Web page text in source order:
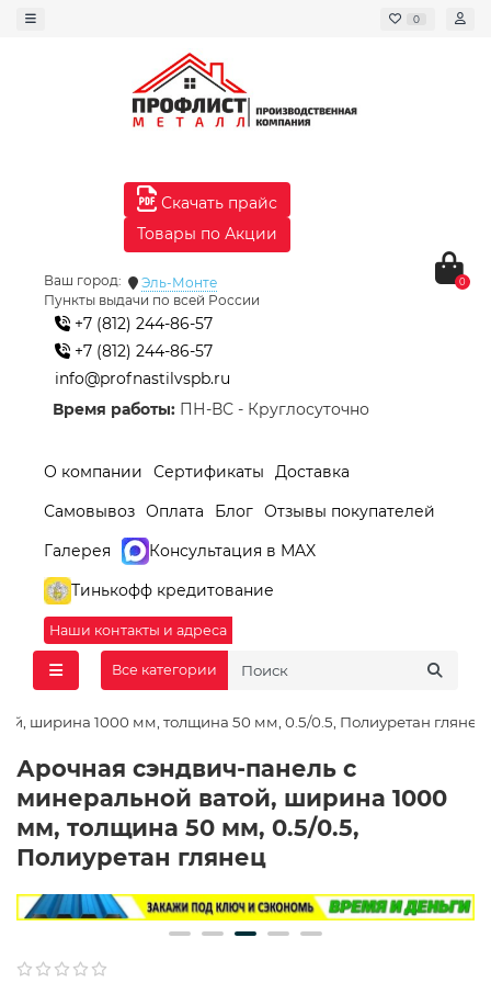
0
Скачать прайс
Товары по Акции
Ваш город:
Эль-Монте
Пункты выдачи по всей России
+7 (812) 244-86-57
+7 (812) 244-86-57
info@profnastilvspb.ru
Время работы: ПН-ВС - Круглосуточно
0
О компании Сертификаты
Доставка
Самовывоз Оплата Блог Отзывы покупателей
Галерея
Консультация в MAX
Тинькофф кредитование
Наши контакты и адреса
Все категории
ширина 1000 мм, толщина 50 мм, 0.5/0.5, Полиуретан глянец
Арочная сэндвич-панель с
минеральной ватой, ширина 1000
мм, толщина 50 мм, 0.5/0.5,
Полиуретан глянец